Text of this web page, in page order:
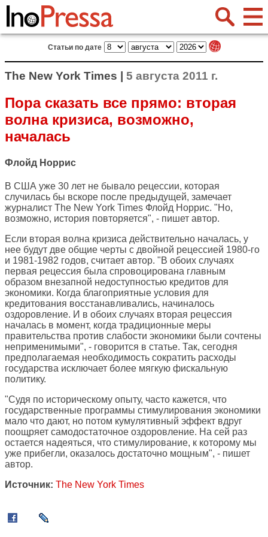
Статьи по дате
The New York Times | 5 августа 2011 г.
Пора сказать все прямо: вторая
волна кризиса, возможно,
началась
Флойд Норрис
В США уже 30 лет не бывало рецессии, которая
случилась бы вскоре после предыдущей, замечает
журналист The New York Times Флойд Норрис. "Но,
возможно, история повторяется", - пишет автор.
Если вторая волна кризиса действительно началась, у
нее будут две общие черты с двойной рецессией 1980-го
и 1981-1982 годов, считает автор. "В обоих случаях
первая рецессия была спровоцирована главным
образом внезапной недоступностью кредитов для
экономики. Когда благоприятные условия для
кредитования восстанавливались, начиналось
оздоровление. И в обоих случаях вторая рецессия
началась в момент, когда традиционные меры
правительства против слабости экономики были сочтены
неприменимыми", - говорится в статье. Так, сегодня
предполагаемая необходимость сократить расходы
государства исключает более мягкую фискальную
политику.
"Судя по историческому опыту, часто кажется, что
государственные программы стимулирования экономики
мало что дают, но потом кумулятивный эффект вдруг
поощряет самодостаточное оздоровление. На сей раз
остается надеяться, что стимулирование, к которому мы
уже прибегли, оказалось достаточно мощным", - пишет
автор.
Источник: The New York Times